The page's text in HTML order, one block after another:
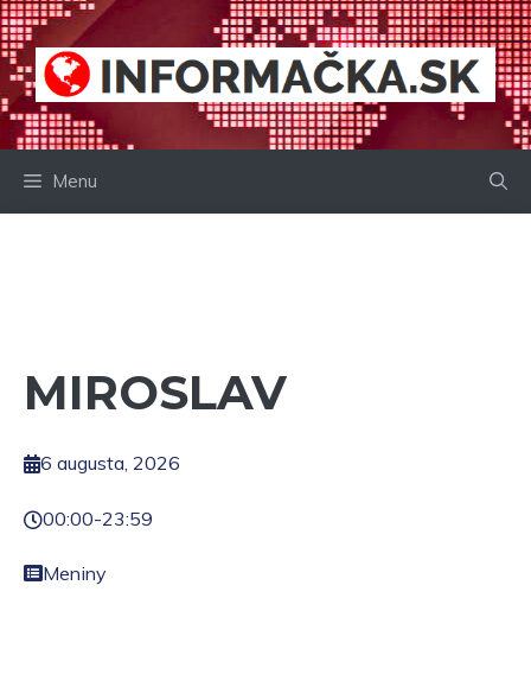
Preskočiť
na
obsah
Menu
MIROSLAV
6 augusta, 2026
00:00-23:59
Meniny